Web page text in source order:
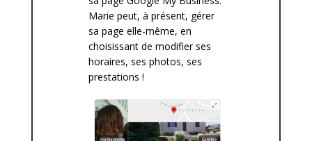
Marie peut, à présent, gérer
sa page elle-même, en
choisissant de modifier ses
horaires, ses photos, ses
prestations !